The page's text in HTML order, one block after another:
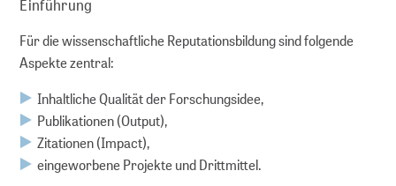
Forschungsdaten
Repositorien
Fachrepositorium Lebenswissenschaften
Publizieren im Fachrepositorium
Einführung
Für die wissenschaftliche Reputationsbildung sind folgende
Aspekte zentral:
Inhaltliche Qualität der Forschungsidee,
Publikationen (Output),
Zitationen (Impact),
eingeworbene Projekte und Drittmittel.